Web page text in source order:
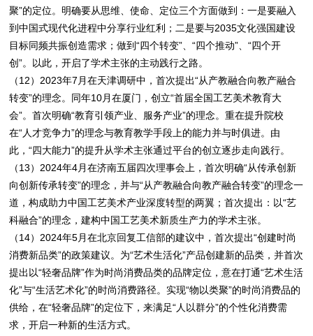
聚”的定位。明确要从思维、使命、定位三个方面做到：一是要融入
到中国式现代化进程中分享行业红利；二是要与2035文化强国建设
目标同频共振创造需求；做到“四个转变”、“四个推动”、“四个开
创”。以此，开启了学术主张的主动践行之路。
（12）2023年7月在天津调研中，首次提出“从产教融合向教产融合
转变”的理念。同年10月在厦门，创立“首届全国工艺美术教育大
会”。首次明确“教育引领产业、服务产业”的理念。重在提升院校
在“人才竞争力”的理念与教育教学手段上的能力并与时俱进。由
此，“四大能力”的提升从学术主张通过平台的创立逐步走向践行。
（13）2024年4月在济南五届四次理事会上，首次明确“从传承创新
向创新传承转变”的理念，并与“从产教融合向教产融合转变”的理念一
道，构成助力中国工艺美术产业深度转型的两翼；首次提出：以“艺
科融合”的理念，建构中国工艺美术新质生产力的学术主张。
（14）2024年5月在北京回复工信部的建议中，首次提出“创建时尚
消费新品类”的政策建议。为“艺术生活化”产品创建新的品类，并首次
提出以“轻奢品牌”作为时尚消费品类的品牌定位，意在打通“艺术生活
化”与“生活艺术化”的时尚消费路径。实现“物以类聚”的时尚消费品的
供给，在“轻奢品牌”的定位下，来满足“人以群分”的个性化消费需
求，开启一种新的生活方式。